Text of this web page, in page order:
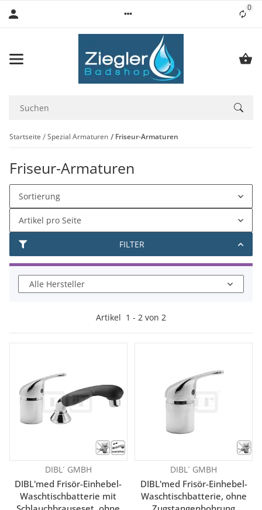
0
Startseite Spezial Armaturen Friseur-Armaturen
Friseur-Armaturen
FILTER
Sortierung
Artikel pro Seite
Alle Hersteller
Artikel 1 - 2 von 2
DIBL´ GMBH
DIBL'med Frisör-Einhebel-
Waschtischbatterie mit
DIBL´ GMBH
DIBL'med Frisör-Einhebel-
Waschtischbatterie, ohne